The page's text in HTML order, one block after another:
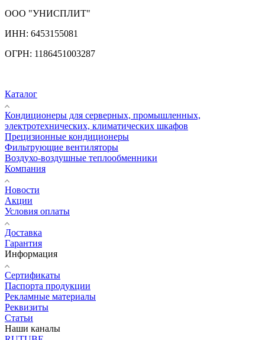
ООО "УНИСПЛИТ"
ИНН: 6453155081
ОГРН: 1186451003287
Каталог
Кондиционеры для серверных, промышленных,
электротехнических, климатических шкафов
Прецизионные кондиционеры
Фильтрующие вентиляторы
Воздухо-воздушные теплообменники
Компания
Новости
Акции
Условия оплаты
Доставка
Гарантия
Информация
Сертификаты
Паспорта продукции
Рекламные материалы
Реквизиты
Статьи
Наши каналы